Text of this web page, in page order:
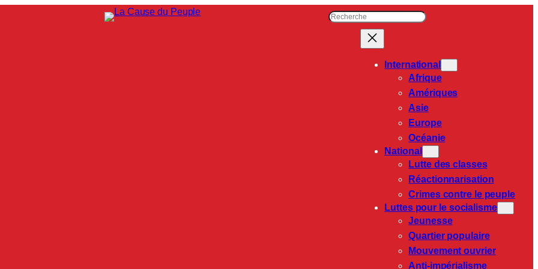
International
Afrique
Amériques
Asie
Europe
Océanie
National
Lutte des classes
Réactionnarisation
Crimes contre le peuple
Luttes pour le socialisme
Jeunesse
Quartier populaire
Mouvement ouvrier
Anti-impérialisme